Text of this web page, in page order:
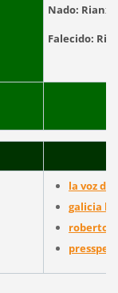
Nado:
Falecido:
la voz de
galicia
roberto